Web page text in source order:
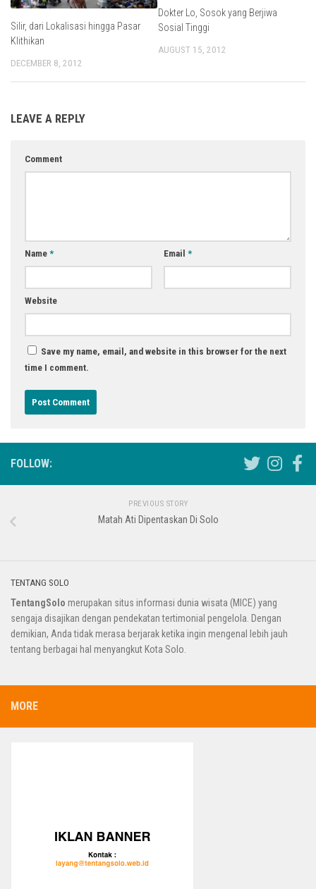
Silir, dari Lokalisasi hingga Pasar
Klithikan
DECEMBER 8, 2012
Dokter Lo, Sosok yang Berjiwa
Sosial Tinggi
AUGUST 15, 2012
LEAVE A REPLY
Comment
Name * Email *
Website
Save my name, email, and website in this browser for the next
time I comment.
FOLLOW:
PREVIOUS STORY
Matah Ati Dipentaskan Di Solo
TENTANG SOLO
TentangSolo merupakan situs informasi dunia wisata (MICE) yang
sengaja disajikan dengan pendekatan tertimonial pengelola. Dengan
demikian, Anda tidak merasa berjarak ketika ingin mengenal lebih jauh
tentang berbagai hal menyangkut Kota Solo.
MORE